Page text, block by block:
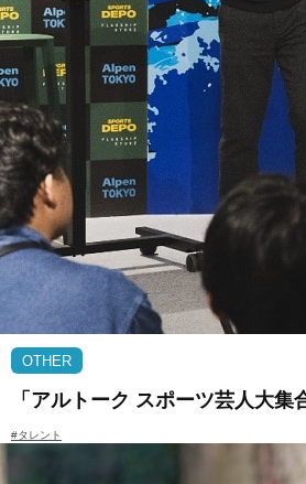
OTHER
「アルトーク スポーツ芸人大
#タレント